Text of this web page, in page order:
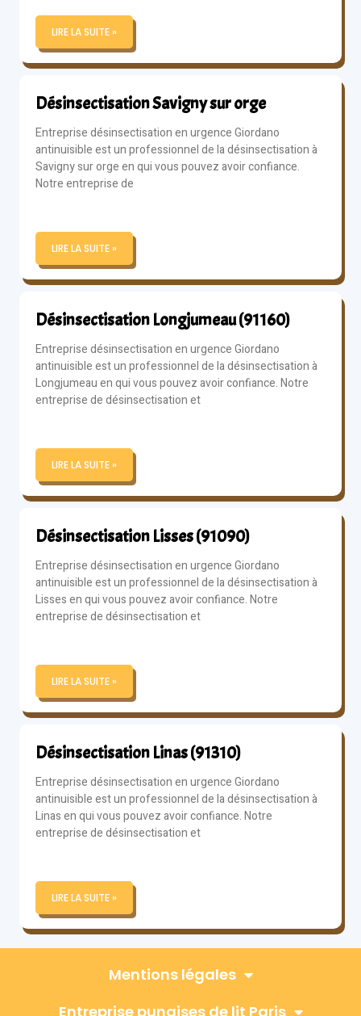
LIRE LA SUITE »
Désinsectisation Savigny sur orge
Entreprise désinsectisation en urgence Giordano
antinuisible est un professionnel de la désinsectisation à
Savigny sur orge en qui vous pouvez avoir confiance.
Notre entreprise de
LIRE LA SUITE »
Désinsectisation Longjumeau (91160)
Entreprise désinsectisation en urgence Giordano
antinuisible est un professionnel de la désinsectisation à
Longjumeau en qui vous pouvez avoir confiance. Notre
entreprise de désinsectisation et
LIRE LA SUITE »
Désinsectisation Lisses (91090)
Entreprise désinsectisation en urgence Giordano
antinuisible est un professionnel de la désinsectisation à
Lisses en qui vous pouvez avoir confiance. Notre
entreprise de désinsectisation et
LIRE LA SUITE »
Désinsectisation Linas (91310)
Entreprise désinsectisation en urgence Giordano
antinuisible est un professionnel de la désinsectisation à
Linas en qui vous pouvez avoir confiance. Notre
entreprise de désinsectisation et
LIRE LA SUITE »
Mentions légales
Entreprise punaises de lit Paris